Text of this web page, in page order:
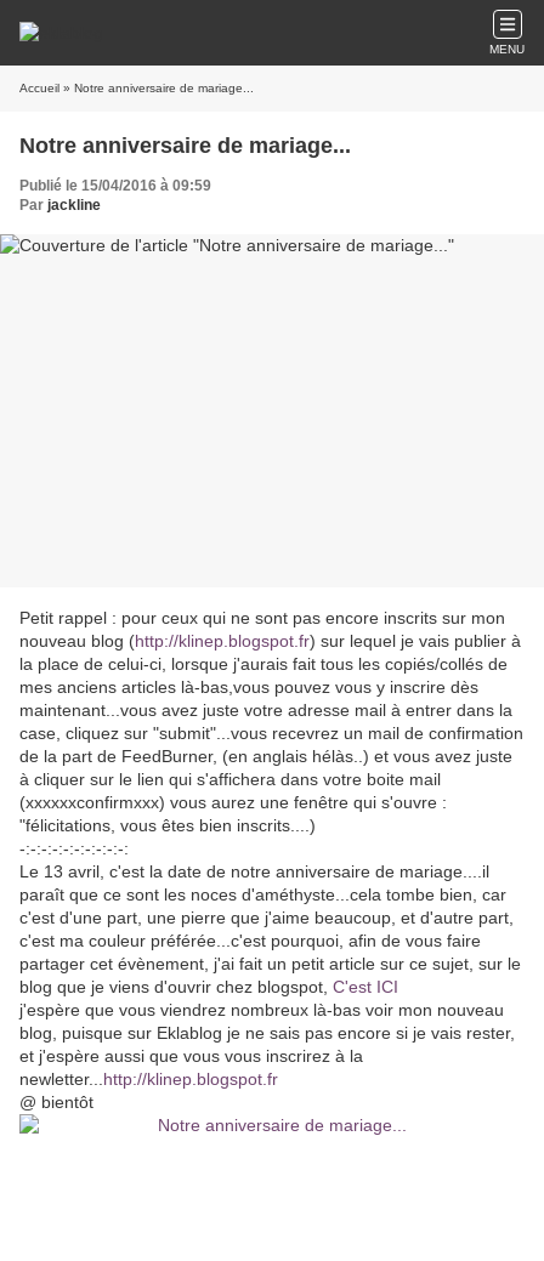
MENU
Accueil » Notre anniversaire de mariage...
Notre anniversaire de mariage...
Publié le 15/04/2016 à 09:59
Par jackline
Petit rappel : pour ceux qui ne sont pas encore inscrits sur mon
nouveau blog (http://klinep.blogspot.fr) sur lequel je vais publier à
la place de celui-ci, lorsque j'aurais fait tous les copiés/collés de
mes anciens articles là-bas,vous pouvez vous y inscrire dès
maintenant...vous avez juste votre adresse mail à entrer dans la
case, cliquez sur "submit"...vous recevrez un mail de confirmation
de la part de FeedBurner, (en anglais hélàs..) et vous avez juste
à cliquer sur le lien qui s'affichera dans votre boite mail
(xxxxxxconfirmxxx) vous aurez une fenêtre qui s'ouvre :
"félicitations, vous êtes bien inscrits....)
-:-:-:-:-:-:-:-:-:-:
Le 13 avril, c'est la date de notre anniversaire de mariage....il
paraît que ce sont les noces d'améthyste...cela tombe bien, car
c'est d'une part, une pierre que j'aime beaucoup, et d'autre part,
c'est ma couleur préférée...c'est pourquoi, afin de vous faire
partager cet évènement, j'ai fait un petit article sur ce sujet, sur le
blog que je viens d'ouvrir chez blogspot, C'est ICI
j'espère que vous viendrez nombreux là-bas voir mon nouveau
blog, puisque sur Eklablog je ne sais pas encore si je vais rester,
et j'espère aussi que vous vous inscrirez à la
newletter... http://klinep.blogspot.fr
@ bientôt